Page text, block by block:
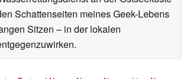
Schattenseiten meines Geek-Lebens
Sitzen – in der lokalen